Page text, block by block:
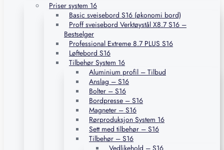
Priser system 16
Basic sveisebord S16 (økonomi bord)
Proff sveisebord Verktøystål X8.7 S16 –
Bestselger
Professional Extreme 8.7 PLUS S16
Løftebord S16
Tilbehør System 16
Aluminium profil – Tilbud
Anslag – S16
Bolter – S16
Bordpresse – S16
Magneter – S16
Rørproduksjon System 16
Sett med tilbehør – S16
Tilbehør – S16
Vedlikehold – S16